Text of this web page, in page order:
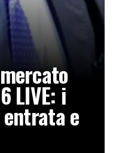
LIVE: i
e